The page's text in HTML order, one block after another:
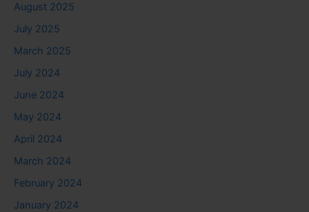
August 2025
July 2025
March 2025
July 2024
June 2024
May 2024
April 2024
March 2024
February 2024
January 2024